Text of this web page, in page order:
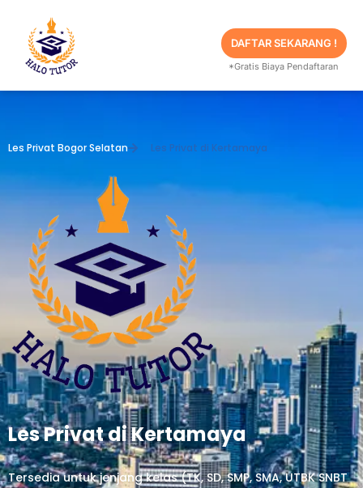
content
DAFTAR SEKARANG !
*Gratis Biaya Pendaftaran
Les Privat Bogor Selatan Les Privat di Kertamaya
Les Privat di Kertamaya
Tersedia untuk jenjang kelas (TK, SD, SMP, SMA, UTBK SNBT